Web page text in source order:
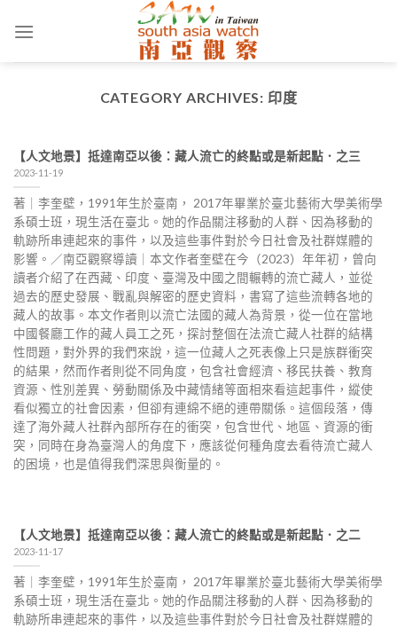
CATEGORY ARCHIVES: 印度
【人文地景】抵達南亞以後：藏人流亡的終點或是新起點．之三
2023-11-19
著｜李奎壁，1991年生於臺南， 2017年畢業於臺北藝術大學美術學
系碩士班，現生活在臺北。她的作品關注移動的人群、因為移動的
軌跡所串連起來的事件，以及這些事件對於今日社會及社群媒體的
影響。／南亞觀察導讀｜本文作者奎壁在今（2023）年年初，曾向
讀者介紹了在西藏、印度、臺灣及中國之間輾轉的流亡藏人，並從
過去的歷史發展、戰亂與解密的歷史資料，書寫了這些流轉各地的
藏人的故事。本文作者則以流亡法國的藏人為背景，從一位在當地
中國餐廳工作的藏人員工之死，探討整個在法流亡藏人社群的結構
性問題，對外界的我們來說，這一位藏人之死表像上只是族群衝突
的結果，然而作者則從不同角度，包含社會經濟、移民扶養、教育
資源、性別差異、勞動關係及中藏情緒等面相來看這起事件，縱使
看似獨立的社會因素，但卻有連綿不絕的連帶關係。這個段落，傳
達了海外藏人社群內部所存在的衝突，包含世代、地區、資源的衝
突，同時在身為臺灣人的角度下，應該從何種角度去看待流亡藏人
的困境，也是值得我們深思與衡量的。
【人文地景】抵達南亞以後：藏人流亡的終點或是新起點．之二
2023-11-17
著｜李奎壁，1991年生於臺南， 2017年畢業於臺北藝術大學美術學
系碩士班，現生活在臺北。她的作品關注移動的人群、因為移動的
軌跡所串連起來的事件，以及這些事件對於今日社會及社群媒體的